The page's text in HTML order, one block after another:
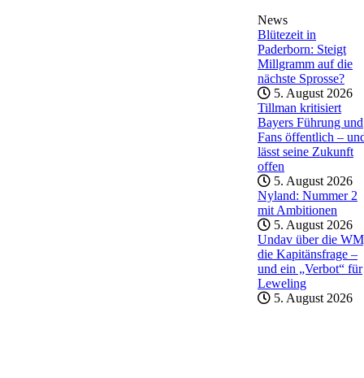
News
Blütezeit in
Paderborn: Steigt
Millgramm auf die
nächste Sprosse?
5. August 2026
Tillman kritisiert
Bayers Führung und
Fans öffentlich –
lässt seine Zukunft
offen
5. August 2026
Nyland: Nummer 2
mit Ambitionen
5. August 2026
Undav über die
die Kapitänsfrage –
und ein „Verbot“ für
Leweling
5. August 2026